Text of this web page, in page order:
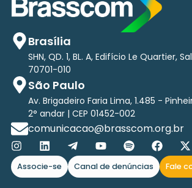
Brasília
SHN, QD. 1, BL. A, Edifício Le Quartier,
70701-010
São Paulo
Av. Brigadeiro Faria Lima, 1.485 -
2° andar | CEP 01452-002
comunicacao@brasscom.org.br
Associe-se Canal de denúncias Fale